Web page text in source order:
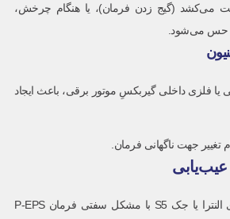
می‌کشد (گیج زدن فرمان)، یا هنگام چرخش،
یا فلزی داخلی گیربکسِ موتور برقی، باعث ایجاد
تغییر جهت ناگهانی فرمان.
عیب‌یابی
وقتی یک خودروی هیوندای النترا یا جک S5 با مشکل سفتی فرمان P-EPS